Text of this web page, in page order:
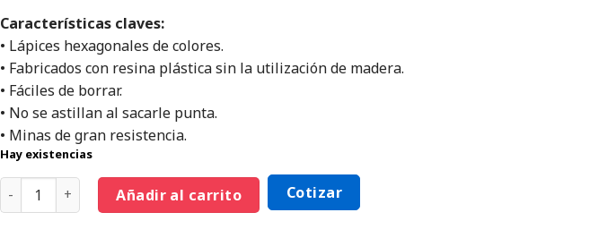
Características claves:
• Lápices hexagonales de colores.
• Fabricados con resina plástica sin la utilización de madera.
• Fáciles de borrar.
• No se astillan al sacarle punta.
• Minas de gran resistencia.
Hay existencias
Añadir al carrito Cotizar